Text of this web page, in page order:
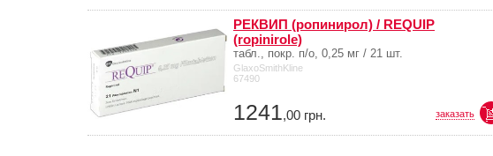
РЕКВИП (ропинирол) / REQUIP
(ropinirole)
табл., покр. п/о, 0,25 мг / 21 шт.
GlaxoSmithKline
67490
1241,00 грн. заказать